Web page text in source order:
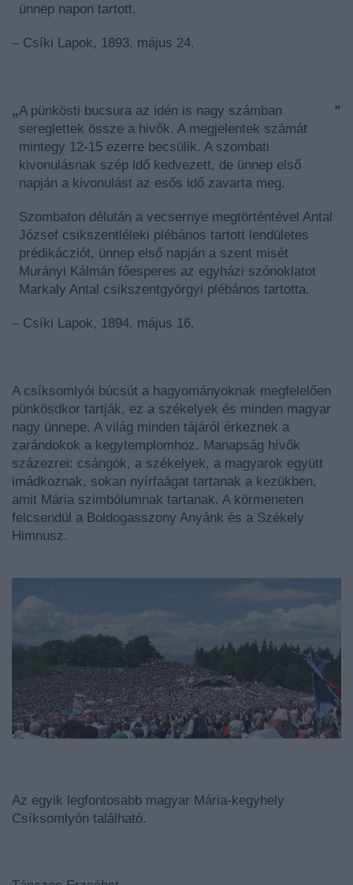
ünnep napon tartott.
– Csíki Lapok, 1893. május 24.
„A pünkösti bucsura az idén is nagy számban
sereglettek össze a hivők. A megjelentek számát
mintegy 12-15 ezerre becsülik. A szombati
kivonulásnak szép idő kedvezett, de ünnep első
napján a kivonulást az esős idő zavarta meg.
Szombaton délután a vecsernye megtörténtével Antal
József csikszentléleki plébános tartott lendületes
prédikácziót, ünnep első napján a szent misét
Murányi Kálmán főesperes az egyházi szónoklatot
Markaly Antal csikszentgyörgyi plébános tartotta.
”
– Csíki Lapok, 1894. május 16.
A csíksomlyói búcsút a hagyományoknak megfelelően
pünkösdkor tartják, ez a székelyek és minden magyar
nagy ünnepe. A világ minden tájáról érkeznek a
zarándokok a kegytemplomhoz. Manapság hívők
százezrei: csángók, a székelyek, a magyarok együtt
imádkoznak, sokan nyírfaágat tartanak a kezükben,
amit Mária szimbólumnak tartanak. A körmeneten
felcsendül a Boldogasszony Anyánk és a Székely
Himnusz.
Az egyik legfontosabb magyar Mária-kegyhely
Csíksomlyón található.